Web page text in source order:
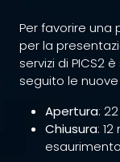
Per favorire una
per la
servizi di PICS2
seguito le
Apertura:
Chiusura: